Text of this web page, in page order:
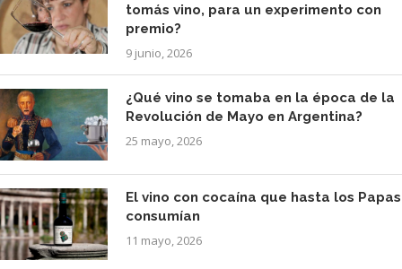
tomás vino, para un experimento con
premio?
9 junio, 2026
¿Qué vino se tomaba en la época de la
Revolución de Mayo en Argentina?
25 mayo, 2026
El vino con cocaína que hasta los Papas
consumían
11 mayo, 2026